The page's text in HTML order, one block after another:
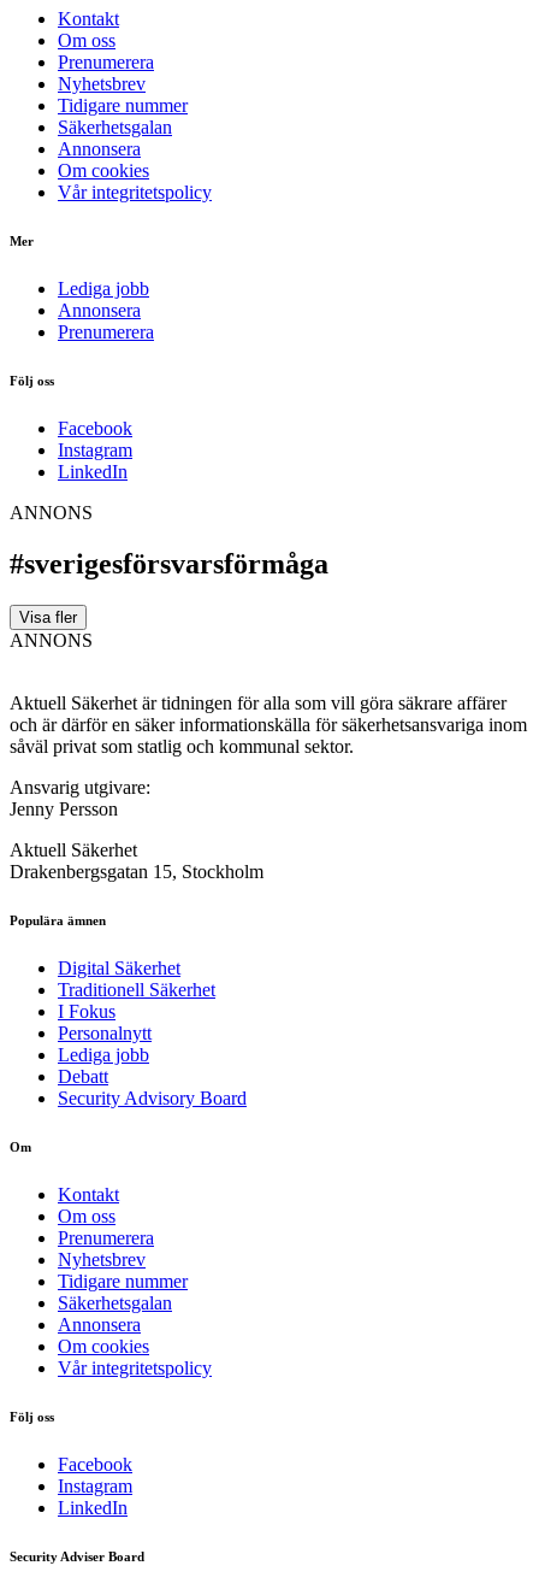
Kontakt
Om oss
Prenumerera
Nyhetsbrev
Tidigare nummer
Säkerhetsgalan
Annonsera
Om cookies
Vår integritetspolicy
Mer
Lediga jobb
Annonsera
Prenumerera
Följ oss
Facebook
Instagram
LinkedIn
ANNONS
#sverigesförsvarsförmåga
Visa fler
ANNONS
Aktuell Säkerhet är tidningen för alla som vill göra säkrare affärer
och är därför en säker informationskälla för säkerhets­ansvariga inom
såväl privat som statlig och kommunal sektor.
Ansvarig utgivare:
Jenny Persson
Aktuell Säkerhet
Drakenbergsgatan 15, Stockholm
Populära ämnen
Digital Säkerhet
Traditionell Säkerhet
I Fokus
Personalnytt
Lediga jobb
Debatt
Security Advisory Board
Om
Kontakt
Om oss
Prenumerera
Nyhetsbrev
Tidigare nummer
Säkerhetsgalan
Annonsera
Om cookies
Vår integritetspolicy
Följ oss
Facebook
Instagram
LinkedIn
Security Adviser Board